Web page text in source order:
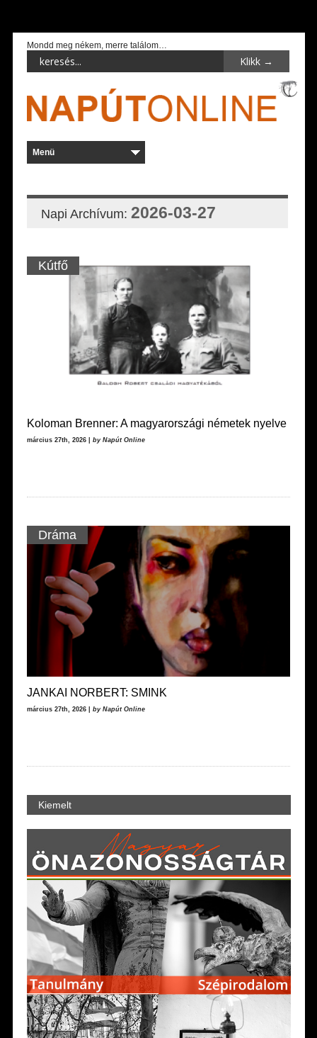
Mondd meg nékem, merre találom…
Napi Archívum: 2026-03-27
Kútfő
Koloman Brenner: A magyarországi németek nyelve
március 27th, 2026 | by Napút Online
Dráma
JANKAI NORBERT: SMINK
március 27th, 2026 | by Napút Online
Kiemelt